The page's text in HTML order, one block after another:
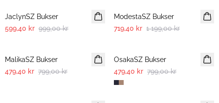
JaclynSZ Bukser
599,40 kr 999,00 kr
ModestaSZ Bukser
719,40 kr 1 199,00 kr
MalikaSZ Bukser
479,40 kr 799,00 kr
OsakaSZ Bukser
479,40 kr 799,00 kr
-40%